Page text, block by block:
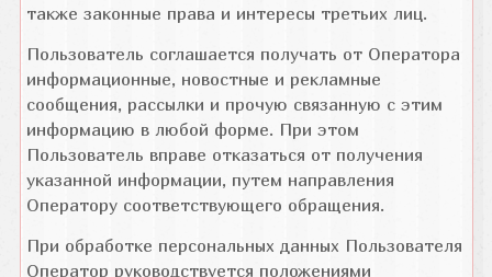
также законные права и интересы третьих лиц.
Пользователь соглашается получать от Оператора
информационные, новостные и рекламные
сообщения, рассылки и прочую связанную с этим
информацию в любой форме. При этом
Пользователь вправе отказаться от получения
указанной информации, путем направления
Оператору соответствующего обращения.
При обработке персональных данных Пользователя
Оператор руководствуется положениями